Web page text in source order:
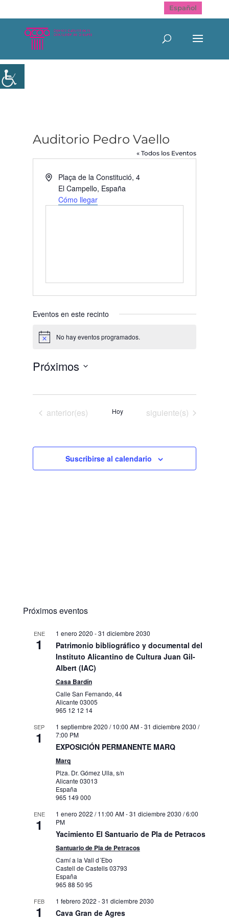
Español
Auditorio Pedro Vaello
« Todos los Eventos
Dirección
Plaça de la Constitució, 4
El Campello, España
Cómo llegar
Eventos en este recinto
Aviso No hay eventos programados.
Próximos
Eventos
anterior(es) Hoy Eventos
siguiente(s)
Suscribirse al calendario
Próximos eventos
ENE
1
1 enero 2020 -31 diciembre 2030
Patrimonio bibliográfico y documental del
Instituto Alicantino de Cultura Juan Gil-
Albert (IAC)
Casa Bardín
Calle San Fernando, 44
Alicante 03005
965 12 12 14
SEP
1
1 septiembre 2020 / 10:00 AM-31 diciembre 2030 /
7:00 PM
EXPOSICIÓN PERMANENTE MARQ
Marq
Plza. Dr. Gómez Ulla, s/n
Alicante 03013
España
965 149 000
ENE
1
1 enero 2022 / 11:00 AM-31 diciembre 2030 / 6:00
PM
Yacimiento El Santuario de Pla de Petracos
Santuario de Pla de Petracos
Camí a la Vall d´Ebo
Castell de Castells03793
España
965 88 50 95
FEB
1
1 febrero 2022 -31 diciembre 2030
Cava Gran de Agres